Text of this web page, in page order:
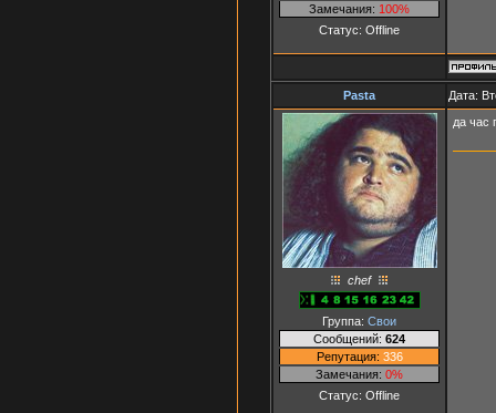
Замечания: 100%
Статус: Offline
Pasta Дата:
chef
Группа: Свои
Сообщений: 624
Репутация: 336
Замечания: 0%
Статус: Offline
да час